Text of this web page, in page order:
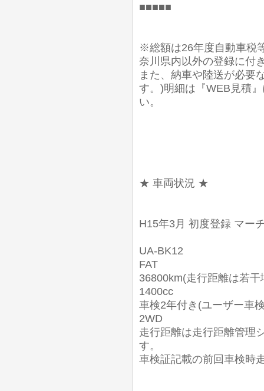
■■■■■
※総額は26年度自動車税
奈川県内以外の登録に付
また、納車や陸送が必要
す。)明細は『WEB見積
い。
★ 車両状況 ★
H15年3月 初度登録 マー
UA-BK12
FAT
36800km(走行距離は若干
1400cc
車検2年付き(ユーザー車
2WD
走行距離は走行距離管理
す。
車検証記載の前回車検時